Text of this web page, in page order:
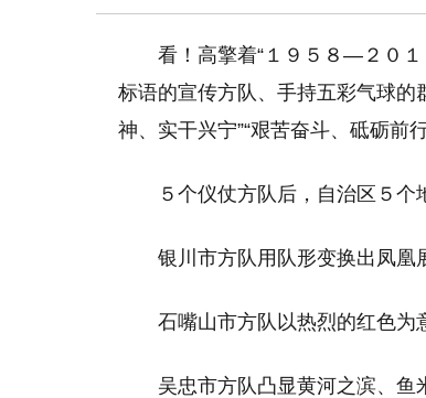
看！高擎着“１９５８—２０１
标语的宣传方队、手持五彩气球的
神、实干兴宁”“艰苦奋斗、砥砺前
５个仪仗方队后，自治区５个
银川市方队用队形变换出凤凰
石嘴山市方队以热烈的红色为
吴忠市方队凸显黄河之滨、鱼